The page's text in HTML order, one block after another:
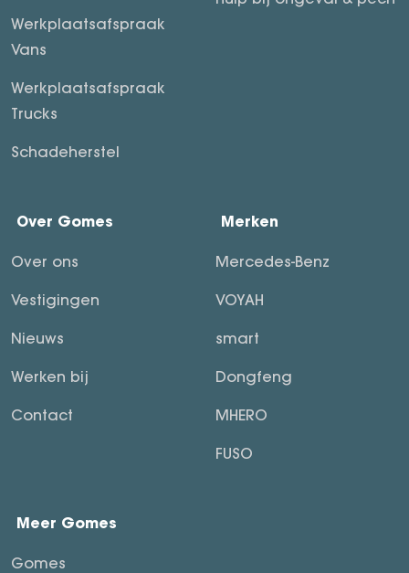
Werkplaatsafspraak
Vans
Werkplaatsafspraak
Trucks
Schadeherstel
Over Gomes
Over ons
Vestigingen
Nieuws
Werken bij
Contact
Merken
Mercedes-Benz
VOYAH
smart
Dongfeng
MHERO
FUSO
Meer Gomes
Gomes